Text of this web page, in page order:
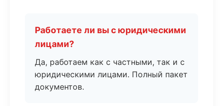
Работаете ли вы с юридическими
лицами?
Да, работаем как с частными, так и с
юридическими лицами. Полный пакет
документов.